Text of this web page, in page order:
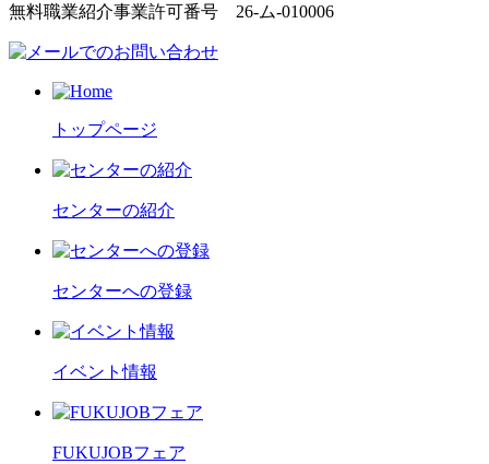
無料職業紹介事業許可番号 26-ム-010006
トップページ
センターの紹介
センターへの登録
イベント情報
FUKUJOBフェア